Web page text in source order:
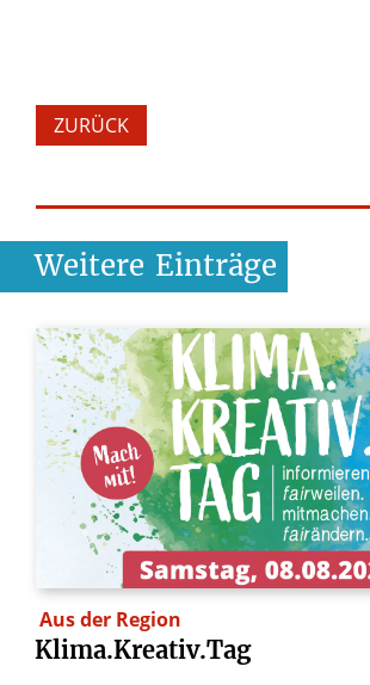
ZURÜCK
Weitere Einträge
Aus der Region
Klima.Kreativ.Tag